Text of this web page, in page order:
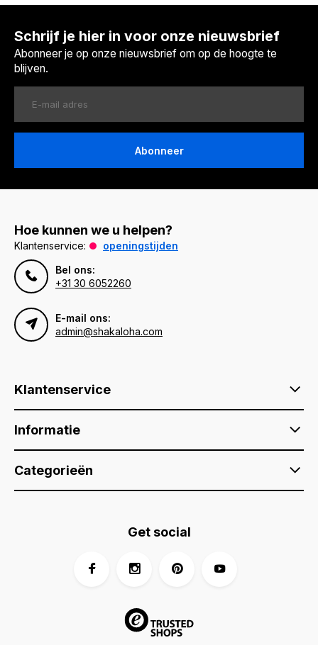
Schrijf je hier in voor onze nieuwsbrief
Abonneer je op onze nieuwsbrief om op de hoogte te
blijven.
Abonneer
Hoe kunnen we u helpen?
Klantenservice:
openingstijden
Bel ons:
+31 30 6052260
E-mail ons:
admin@shakaloha.com
Klantenservice
Informatie
Categorieën
Get social